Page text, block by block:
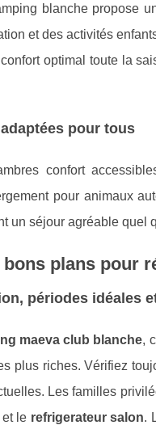
blanche propose
et des activités
optimal toute la
pour tous
confort
pour animaux
un séjour agréable quel
plans pour
périodes idéales
maeva club blanche,
plus riches. Vérifiez
Les familles
le refrigerateur salon.